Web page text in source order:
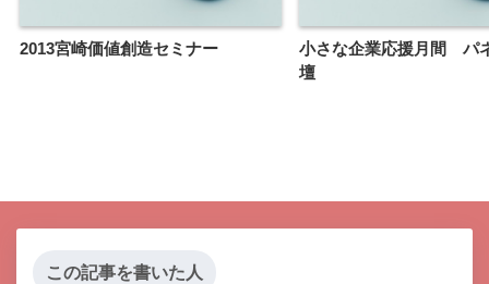
2013宮崎価値創造セミナー
小さな企業応援月間 パ
壇
この記事を書いた人